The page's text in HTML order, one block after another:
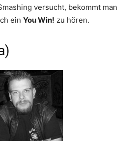
versucht, bekommt man
ein You Win! zu hören.